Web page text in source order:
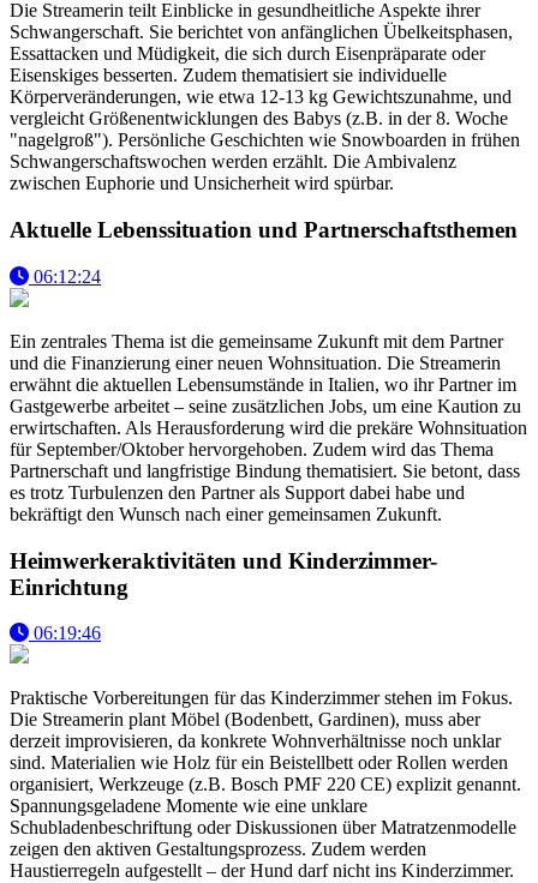
Die Streamerin teilt Einblicke in gesundheitliche Aspekte ihrer
Schwangerschaft. Sie berichtet von anfänglichen Übelkeitsphasen,
Essattacken und Müdigkeit, die sich durch Eisenpräparate oder
Eisenskiges besserten. Zudem thematisiert sie individuelle
Körperveränderungen, wie etwa 12-13 kg Gewichtszunahme, und
vergleicht Größenentwicklungen des Babys (z.B. in der 8. Woche
"nagelgroß"). Persönliche Geschichten wie Snowboarden in frühen
Schwangerschaftswochen werden erzählt. Die Ambivalenz
zwischen Euphorie und Unsicherheit wird spürbar.
Aktuelle Lebenssituation und Partnerschaftsthemen
06:12:24
Ein zentrales Thema ist die gemeinsame Zukunft mit dem Partner
und die Finanzierung einer neuen Wohnsituation. Die Streamerin
erwähnt die aktuellen Lebensumstände in Italien, wo ihr Partner im
Gastgewerbe arbeitet – seine zusätzlichen Jobs, um eine Kaution zu
erwirtschaften. Als Herausforderung wird die prekäre Wohnsituation
für September/Oktober hervorgehoben. Zudem wird das Thema
Partnerschaft und langfristige Bindung thematisiert. Sie betont, dass
es trotz Turbulenzen den Partner als Support dabei habe und
bekräftigt den Wunsch nach einer gemeinsamen Zukunft.
Heimwerkeraktivitäten und Kinderzimmer-
Einrichtung
06:19:46
Praktische Vorbereitungen für das Kinderzimmer stehen im Fokus.
Die Streamerin plant Möbel (Bodenbett, Gardinen), muss aber
derzeit improvisieren, da konkrete Wohnverhältnisse noch unklar
sind. Materialien wie Holz für ein Beistellbett oder Rollen werden
organisiert, Werkzeuge (z.B. Bosch PMF 220 CE) explizit genannt.
Spannungsgeladene Momente wie eine unklare
Schubladenbeschriftung oder Diskussionen über Matratzenmodelle
zeigen den aktiven Gestaltungsprozess. Zudem werden
Haustierregeln aufgestellt – der Hund darf nicht ins Kinderzimmer.